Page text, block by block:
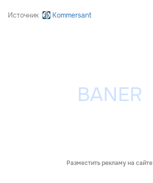
Источник Kommersant
Разместить рекламу на сайте